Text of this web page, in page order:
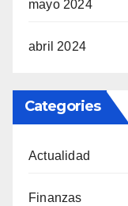
mayo 2024
abril 2024
Categories
Actualidad
Finanzas